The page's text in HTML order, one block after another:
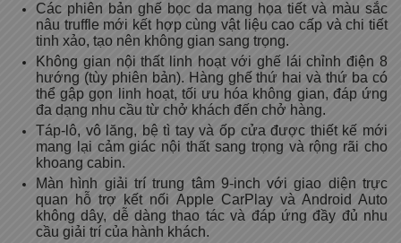
Các phiên bản ghế bọc da mang họa tiết và màu sắc
nâu truffle mới kết hợp cùng vật liệu cao cấp và chi tiết
tinh xảo, tạo nên không gian sang trọng.
Không gian nội thất linh hoạt với ghế lái chỉnh điện 8
hướng (tùy phiên bản). Hàng ghế thứ hai và thứ ba có
thể gập gọn linh hoạt, tối ưu hóa không gian, đáp ứng
đa dạng nhu cầu từ chở khách đến chở hàng.
Táp-lô, vô lăng, bệ tì tay và ốp cửa được thiết kế mới
mang lại cảm giác nội thất sang trọng và rộng rãi cho
khoang cabin.
Màn hình giải trí trung tâm 9-inch với giao diện trực
quan hỗ trợ kết nối Apple CarPlay và Android Auto
không dây, dễ dàng thao tác và đáp ứng đầy đủ nhu
cầu giải trí của hành khách.